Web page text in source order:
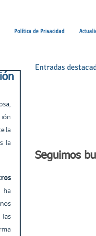
Política de Privacidad
la
la
ha
Entradas
Seguimos